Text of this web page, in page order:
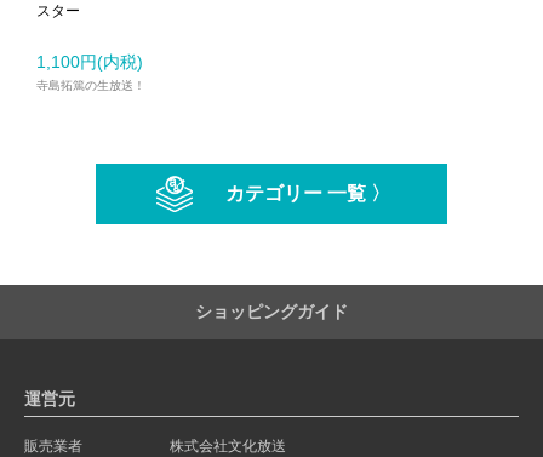
スター
1,100円(内税)
寺島拓篤の生放送！
カテゴリー 一覧 〉
ショッピングガイド
運営元
販売業者
株式会社文化放送